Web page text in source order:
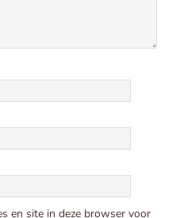
en site in deze browser voor